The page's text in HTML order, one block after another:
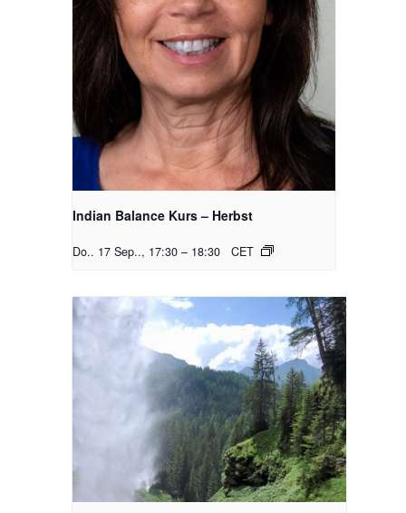
Indian Balance Kurs – Herbst
Do.. 17 Sep.., 17:30 – 18:30 CET